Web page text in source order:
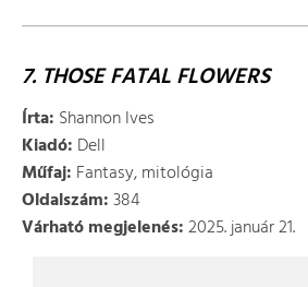
7. THOSE FATAL FLOWERS
Írta: Shannon Ives
Kiadó: Dell
Műfaj: Fantasy, mitológia
Oldalszám:384
Várható megjelenés:2025. január 21.